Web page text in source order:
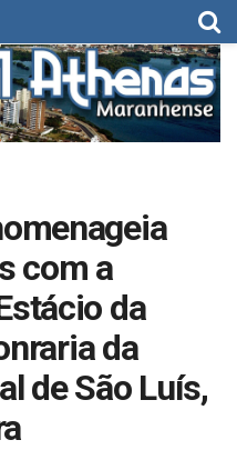
com a
da
da
de São Luís,